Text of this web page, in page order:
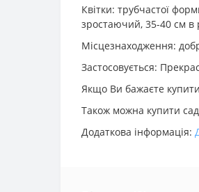
Квітки: трубчастої
зростаючий, 35-40 см в
Місцезнаходження:
Застосовується:
Якщо Ви бажаєте
Також можна купити
Додаткова інформація: